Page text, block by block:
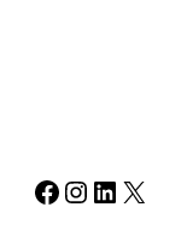
Facebook Instagram LinkedIn X